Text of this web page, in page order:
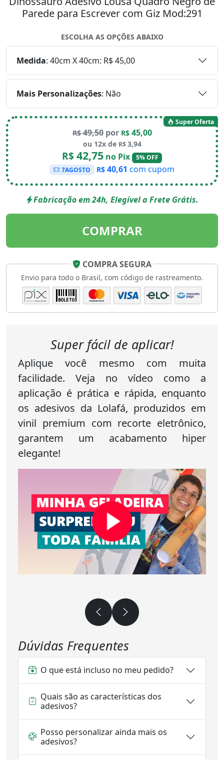
Parede para Escrever com Giz Mod:291
ESCOLHA AS OPÇÕES ABAIXO
Medida: 40cm X 40cm: R$ 45,00
Mais Personalizações: Não
Super Oferta
R$49,50por R$ 45,00
ou 12x de R$3,94
R$42,75no Pix
5% OFF
7AGOSTO
R$ 40,61 com cupom
Fabricação em 24h, Elegível a Frete Grátis.
COMPRAR
COMPRA SEGURA
Envio para todo o Brasil, com código de rastreamento.
Super fácil de aplicar!
Aplique você mesmo com muita
facilidade. Veja no vídeo como a
aplicação é prática e rápida, enquanto
os adesivos da Lolafá, produzidos em
vinil premium com recorte eletrônico,
garantem um acabamento hiper
elegante!
Dúvidas Frequentes
O que está incluso no meu pedido?
Quais são as características dos
adesivos?
Posso personalizar ainda mais os
adesivos?